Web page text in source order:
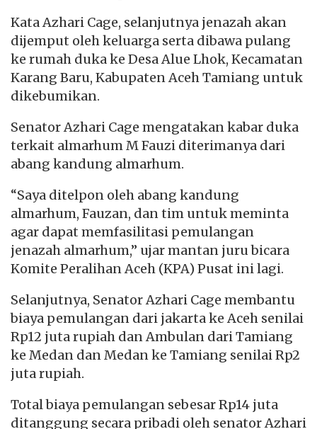
Kata Azhari Cage, selanjutnya jenazah akan
dijemput oleh keluarga serta dibawa pulang
ke rumah duka ke Desa Alue Lhok, Kecamatan
Karang Baru, Kabupaten Aceh Tamiang untuk
dikebumikan.
Senator Azhari Cage mengatakan kabar duka
terkait almarhum M Fauzi diterimanya dari
abang kandung almarhum.
“Saya ditelpon oleh abang kandung
almarhum, Fauzan, dan tim untuk meminta
agar dapat memfasilitasi pemulangan
jenazah almarhum,” ujar mantan juru bicara
Komite Peralihan Aceh (KPA) Pusat ini lagi.
Selanjutnya, Senator Azhari Cage membantu
biaya pemulangan dari jakarta ke Aceh senilai
Rp12 juta rupiah dan Ambulan dari Tamiang
ke Medan dan Medan ke Tamiang senilai Rp2
juta rupiah.
Total biaya pemulangan sebesar Rp14 juta
ditanggung secara pribadi oleh senator Azhari